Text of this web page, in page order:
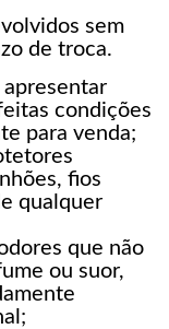
sem
de troca.
condições
para venda;
fios
qualquer
que não
ou suor,